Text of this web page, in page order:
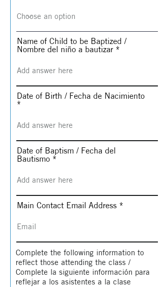
Name of Child to be Baptized /
Nombre del niño a bautizar
Date of Birth / Fecha de Nacimiento
Date of Baptism / Fecha del
Bautismo
Main Contact Email Address
Complete the following information to
reflect those attending the class /
Complete la siguiente información para
reflejar a los asistentes a la clase